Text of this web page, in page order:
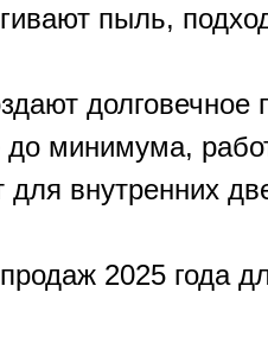
пыль,
долговечное
минимума,
внутренних
2025 года